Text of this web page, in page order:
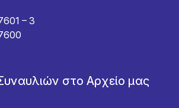
– 3
στο Αρχείο μας